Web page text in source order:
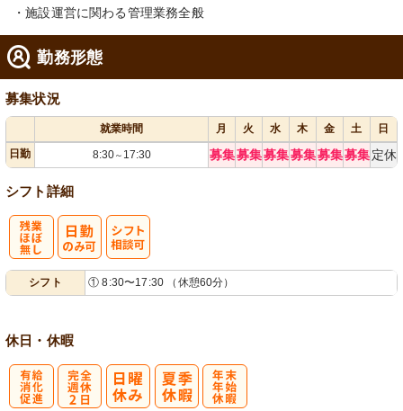
・施設運営に関わる管理業務全般
勤務形態
募集状況
就業時間 月 火 水 木 金 土
日
日勤
8:30～ 17:30 募集募集募集募集募集募集 定休
シフト詳細
シフト ① 8:30〜17:30 （休憩60分）
休日・休暇